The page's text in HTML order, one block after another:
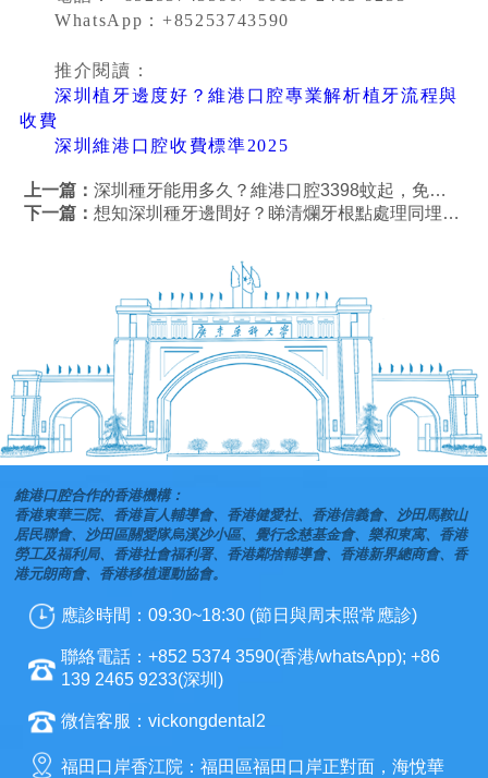
WhatsApp：+85253743590
推介閱讀：
深圳植牙邊度好？維港口腔專業解析植牙流程與
收費
深圳維港口腔收費標準2025
上一篇：深圳種牙能用多久？維港口腔3398蚊起，免費CT檢查點揀好？
下一篇：想知深圳種牙邊間好？睇清爛牙根點處理同埋種牙收費攻略
維港口腔合作的香港機構：
香港東華三院、香港盲人輔導會、香港健愛社、香港信義會、沙田馬鞍山
居民聯會、沙田區關愛隊烏溪沙小區、覺行念慈基金會、樂和東寓、香港
勞工及福利局、香港社會福利署、香港鄰捨輔導會、香港新界總商會、香
港元朗商會、香港移植運動協會。
應診時間：09:30~18:30 (節日與周末照常應診)
聯絡電話：+852 5374 3590(香港/whatsApp); +86
139 2465 9233(深圳)
微信客服：vickongdental2
福田口岸香江院：福田區福田口岸正對面，海悅華